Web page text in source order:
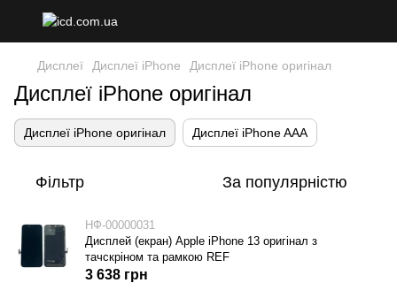
Дисплеї Дисплеї iPhone Дисплеї iPhone оригінал
Дисплеї iPhone оригінал
Дисплеї iPhone оригінал Дисплеї iPhone AAA
Фільтр За популярністю
НФ-00000031
Дисплей (екран) Apple iPhone 13 оригінал з
тачскріном та рамкою REF
3 638 грн